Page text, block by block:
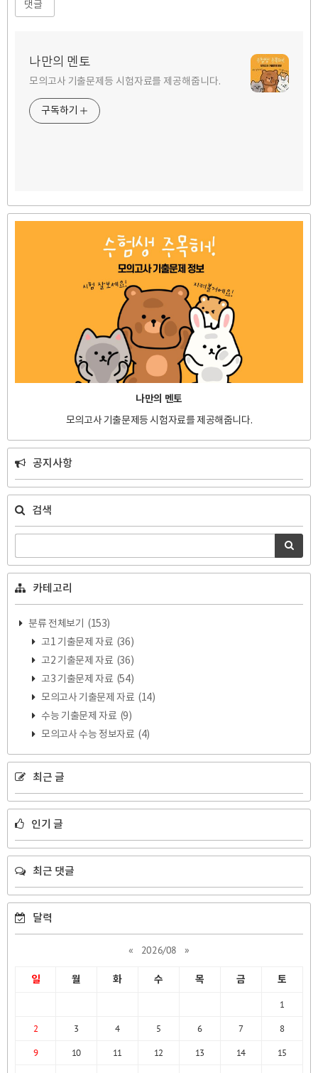
댓글
나만의 멘토
모의고사 기출문제등 시험자료를 제공해줍니다.
구독하기
나만의 멘토
모의고사 기출문제등 시험자료를 제공해줍니다.
공지사항
검색
카테고리
분류 전체보기
(153)
고1 기출문제 자료 (36)
고2 기출문제 자료 (36)
고3 기출문제 자료 (54)
모의고사 기출문제 자료 (14)
수능 기출문제 자료 (9)
모의고사 수능 정보자료 (4)
최근 글
인기 글
최근 댓글
달력
« 2026/08 »
일 월 화 수 목 금 토
1
2
3 4 5 6 7
8
9
10 11 12 13 14
15